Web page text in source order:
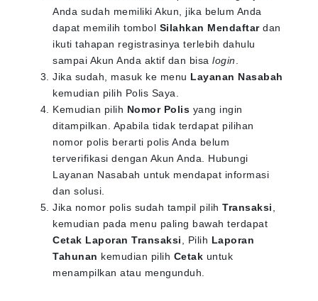
Anda sudah memiliki Akun, jika belum Anda
dapat memilih tombol Silahkan Mendaftardan
ikuti tahapan registrasinya terlebih dahulu
sampai Akun Anda aktif dan bisa login
Jika sudah, masuk ke menu Layanan Nasabah
kemudian pilih Polis Saya.
Kemudian pilih Nomor Polis yang ingin
ditampilkan. Apabila tidak terdapat pilihan
nomor polis berarti polis Anda belum
terverifikasi dengan Akun Anda. Hubungi
Layanan Nasabah untuk mendapat informasi
dan solusi.
Jika nomor polis sudah tampil pilihTransaksi
kemudian pada menu paling bawah terdapat
Cetak Laporan Transaksi
, Pilih Laporan
Tahunan kemudian pilih Cetak untuk
menampilkan atau mengunduh.